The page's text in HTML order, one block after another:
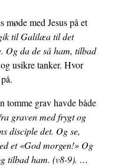
med Jesus på et
til Galilæa til det
Og da de så ham, tilbad
usikre tanker. Hvor
tomme grav havde både
graven med frygt og
disciple det. Og se,
et «God morgen!» Og
tilbad ham. (v8-9). …